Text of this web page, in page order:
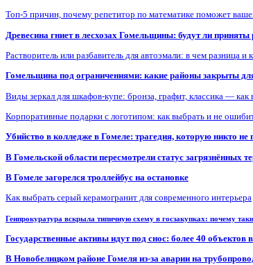
Топ-5 причин, почему репетитор по математике поможет
Древесина гниет в лесхозах Гомельщины: будут ли
Растворитель или разбавитель для автоэмали: в чем разница и
Гомельщина под ограничениями: какие районы закрыты
Виды зеркал для шкафов-купе: бронза, графит, классика — как
Корпоративные подарки с логотипом: как выбрать и не
Убийство в колледже в Гомеле: трагедия, которую никто не
В Гомельской области пересмотрели статус загрязнённых
В Гомеле загорелся троллейбус на остановке
Как выбрать серый керамогранит для современного интерьера
Генпрокуратура вскрыла типичную схему в госзакупках: почему
Государственные активы идут под снос: более 40 объектов
В Новобелицком районе Гомеля из-за аварии на